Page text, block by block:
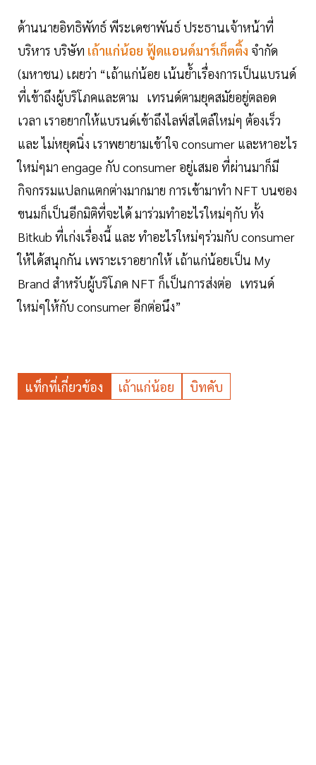
ด้านนายอิทธิพัทธ์ พีระเดชาพันธ์ ประธานเจ้าหน้าที่
บริหาร บริษัท เถ้าแก่น้อย ฟู้ดแอนด์มาร์เก็ตติ้ง จำกัด
(มหาชน) เผยว่า “เถ้าแก่น้อย เน้นย้ำเรื่องการเป็นแบรนด์
ที่เข้าถึงผู้บริโภคและตาม เทรนด์ตามยุคสมัยอยู่ตลอด
เวลา เราอยากให้แบรนด์เข้าถึงไลฟ์สไตล์ใหม่ๆ ต้องเร็ว
และ ไม่หยุดนิ่ง เราพยายามเข้าใจ consumer และหาอะไร
ใหม่ๆมา engage กับ consumer อยู่เสมอ ที่ผ่านมาก็มี
กิจกรรมแปลกแตกต่างมากมาย การเข้ามาทำ NFT บนซอง
ขนมก็เป็นอีกมิติที่จะได้ มาร่วมทำอะไรใหม่ๆกับ ทั้ง
Bitkub ที่เก่งเรื่องนี้ และ ทำอะไรใหม่ๆร่วมกับ consumer
ให้ได้สนุกกัน เพราะเราอยากให้ เถ้าแก่น้อยเป็น My
Brand สำหรับผู้บริโภค NFT ก็เป็นการส่งต่อ เทรนด์
ใหม่ๆให้กับ consumer อีกต่อนึง”
แท็กที่เกี่ยวข้อง เถ้าแก่น้อย บิทคับ